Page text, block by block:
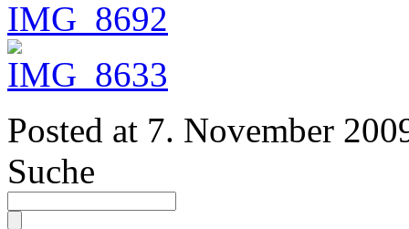
Posted at 7. November
Suche